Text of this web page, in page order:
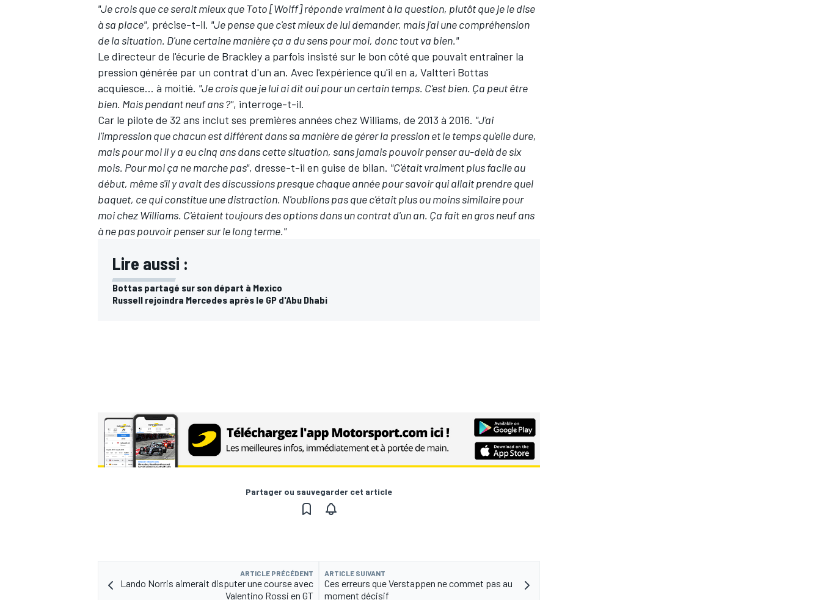
"Je crois que ce serait mieux que Toto [Wolff] réponde vraiment à la question, plutôt que je le dise
à sa place", précise-t-il. "Je pense que c'est mieux de lui demander, mais j'ai une compréhension
de la situation. D'une certaine manière ça a du sens pour moi, donc tout va bien."
Le directeur de l'écurie de Brackley a parfois insisté sur le bon côté que pouvait entraîner la
pression générée par un contrat d'un an. Avec l'expérience qu'il en a, Valtteri Bottas
acquiesce… à moitié. "Je crois que je lui ai dit oui pour un certain temps. C'est bien. Ça peut être
bien. Mais pendant neuf ans ?", interroge-t-il.
Car le pilote de 32 ans inclut ses premières années chez Williams, de 2013 à 2016. "J'ai
l'impression que chacun est différent dans sa manière de gérer la pression et le temps qu'elle dure,
mais pour moi il y a eu cinq ans dans cette situation, sans jamais pouvoir penser au-delà de six
mois. Pour moi ça ne marche pas", dresse-t-il en guise de bilan. "C'était vraiment plus facile au
début, même s'il y avait des discussions presque chaque année pour savoir qui allait prendre quel
baquet, ce qui constitue une distraction. N'oublions pas que c'était plus ou moins similaire pour
moi chez Williams. C'étaient toujours des options dans un contrat d'un an. Ça fait en gros neuf ans
à ne pas pouvoir penser sur le long terme."
Lire aussi :
Bottas partagé sur son départ à Mexico
Russell rejoindra Mercedes après le GP d'Abu Dhabi
Partager ou sauvegarder cet article
ARTICLE PRÉCÉDENT
Lando Norris aimerait disputer une course avec
Valentino Rossi en GT
ARTICLE SUIVANT
Ces erreurs que Verstappen ne commet pas au
moment décisif